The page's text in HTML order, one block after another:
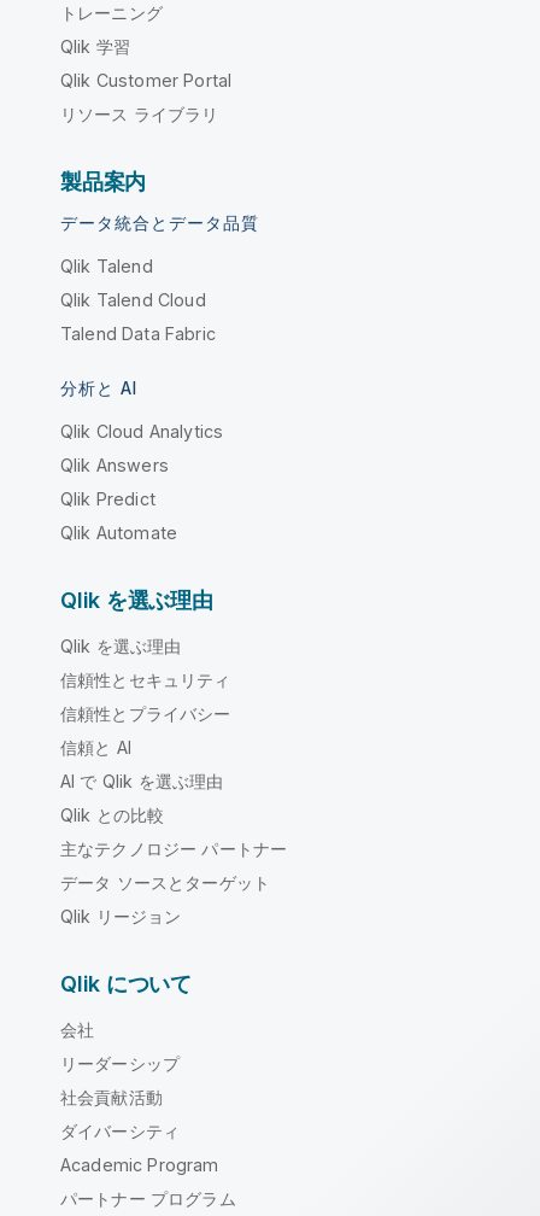
トレーニング
Qlik 学習
Qlik Customer Portal
リソース ライブラリ
製品案内
データ統合とデータ品質
Qlik Talend
Qlik Talend Cloud
Talend Data Fabric
分析と AI
Qlik Cloud Analytics
Qlik Answers
Qlik Predict
Qlik Automate
Qlik を選ぶ理由
Qlik を選ぶ理由
信頼性とセキュリティ
信頼性とプライバシー
信頼と AI
AI で Qlik を選ぶ理由
Qlik との比較
主なテクノロジー パートナー
データ ソースとターゲット
Qlik リージョン
Qlik について
会社
リーダーシップ
社会貢献活動
ダイバーシティ
Academic Program
パートナー プログラム